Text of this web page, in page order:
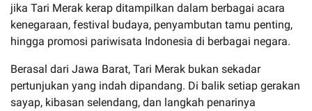
jika Tari Merak kerap ditampilkan dalam berbagai acara
kenegaraan, festival budaya, penyambutan tamu penting,
hingga promosi pariwisata Indonesia di berbagai negara.
Berasal dari Jawa Barat, Tari Merak bukan sekadar
pertunjukan yang indah dipandang. Di balik setiap gerakan
sayap, kibasan selendang, dan langkah penarinya